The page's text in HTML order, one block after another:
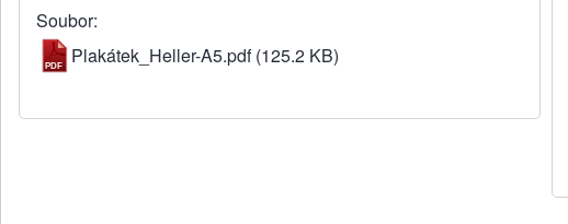
Soubor
Plakátek_Heller-A5.pdf (125.2 KB)